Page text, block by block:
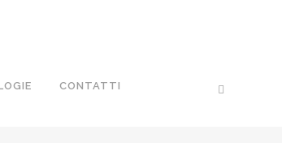
CONTATTI